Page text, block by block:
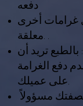
دفعه
غرامات أخرى
معلقة. .
تريد أن
دفع الغرامة
على عميلك.
مسؤولاً